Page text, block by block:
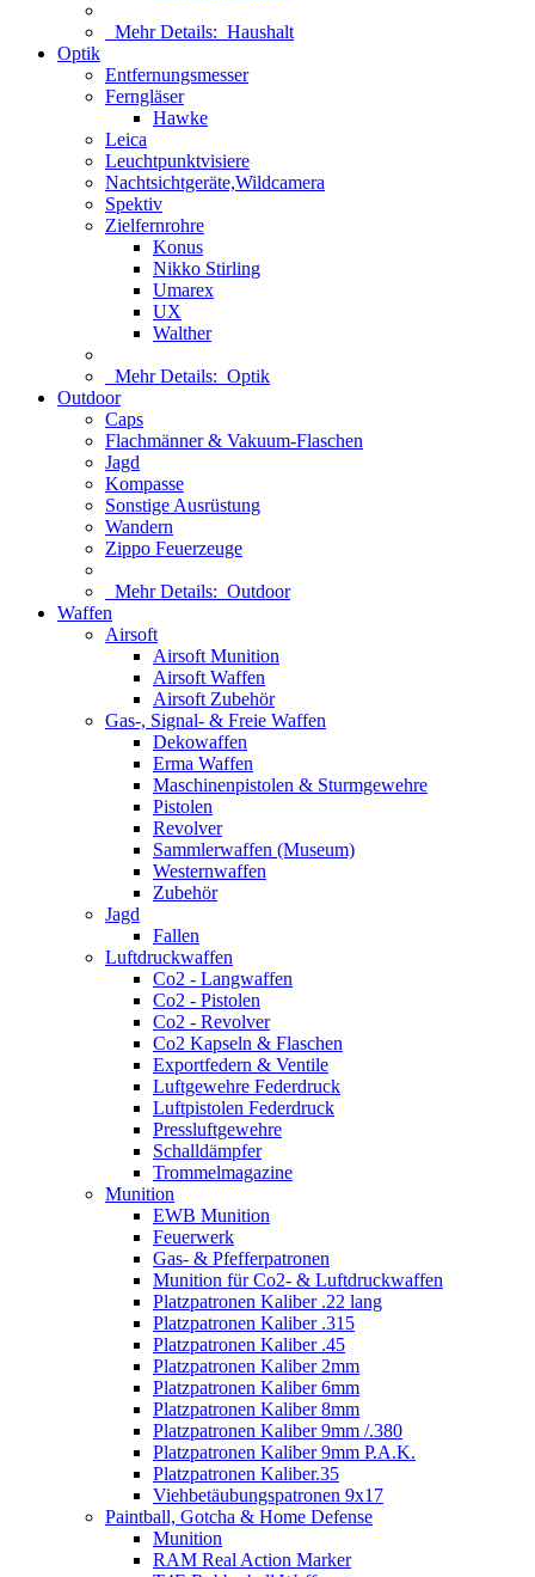
Mehr Details: Haushalt
Optik
Entfernungsmesser
Ferngläser
Hawke
Leica
Leuchtpunktvisiere
Nachtsichtgeräte,Wildcamera
Spektiv
Zielfernrohre
Konus
Nikko Stirling
Umarex
UX
Walther
Mehr Details: Optik
Outdoor
Caps
Flachmänner & Vakuum-Flaschen
Jagd
Kompasse
Sonstige Ausrüstung
Wandern
Zippo Feuerzeuge
Mehr Details: Outdoor
Waffen
Airsoft
Airsoft Munition
Airsoft Waffen
Airsoft Zubehör
Gas-, Signal- & Freie Waffen
Dekowaffen
Erma Waffen
Maschinenpistolen & Sturmgewehre
Pistolen
Revolver
Sammlerwaffen (Museum)
Westernwaffen
Zubehör
Jagd
Fallen
Luftdruckwaffen
Co2 - Langwaffen
Co2 - Pistolen
Co2 - Revolver
Co2 Kapseln & Flaschen
Exportfedern & Ventile
Luftgewehre Federdruck
Luftpistolen Federdruck
Pressluftgewehre
Schalldämpfer
Trommelmagazine
Munition
EWB Munition
Feuerwerk
Gas- & Pfefferpatronen
Munition für Co2- & Luftdruckwaffen
Platzpatronen Kaliber .22 lang
Platzpatronen Kaliber .315
Platzpatronen Kaliber .45
Platzpatronen Kaliber 2mm
Platzpatronen Kaliber 6mm
Platzpatronen Kaliber 8mm
Platzpatronen Kaliber 9mm /.380
Platzpatronen Kaliber 9mm P.A.K.
Platzpatronen Kaliber.35
Viehbetäubungspatronen 9x17
Paintball, Gotcha & Home Defense
Munition
RAM Real Action Marker